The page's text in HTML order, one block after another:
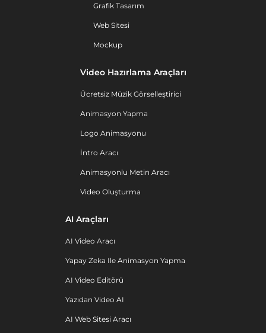
Grafik Tasarım
Web Sitesi
Mockup
Video Hazırlama Araçları
Ücretsiz Müzik Görselleştirici
Animasyon Yapma
Logo Animasyonu
İntro Aracı
Animasyonlu Metin Aracı
Video Oluşturma
AI Araçları
AI Video Aracı
Yapay Zeka Ile Animasyon Yapma
AI Video Editörü
Yazıdan Video AI
AI Web Sitesi Aracı